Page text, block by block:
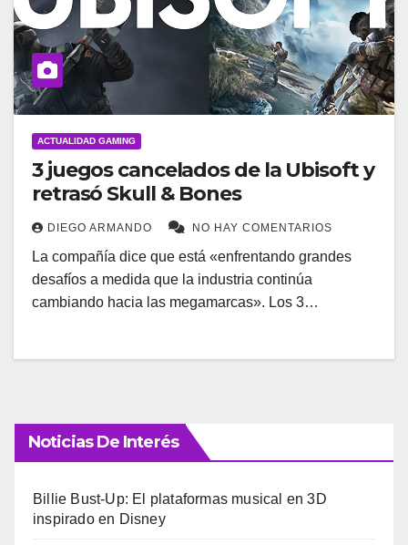
ACTUALIDAD GAMING
3 juegos cancelados de la Ubisoft y
retrasó Skull & Bones
DIEGO ARMANDO NO HAY COMENTARIOS
La compañía dice que está «enfrentando grandes
desafíos a medida que la industria continúa
cambiando hacia las megamarcas». Los 3…
Noticias De Interés
Billie Bust-Up: El plataformas musical en 3D
inspirado en Disney